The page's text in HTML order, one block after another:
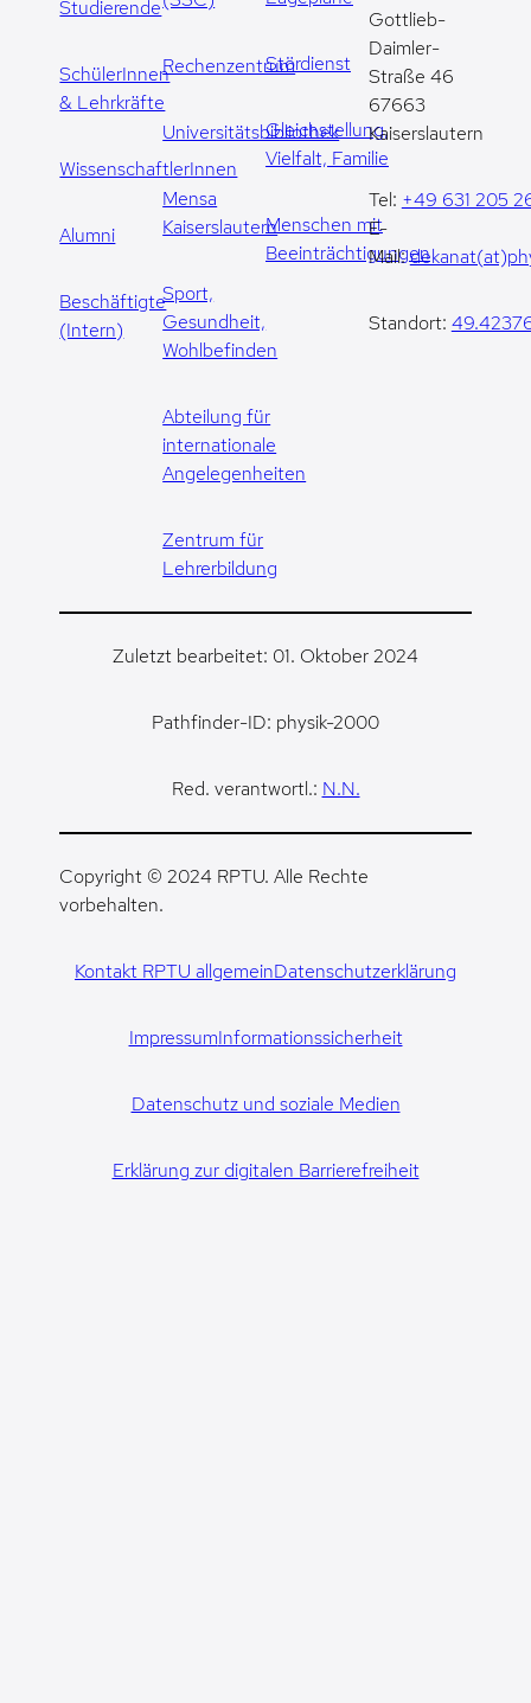
Studierende
SchülerInnen
& Lehrkräfte
WissenschaftlerInnen
Alumni
Beschäftigte
(Intern)
Rechenzentrum
Universitätsbibliothek
Mensa
Kaiserslautern
Sport,
Gesundheit,
Wohlbefinden
Abteilung für
internationale
Angelegenheiten
Zentrum für
Lehrerbildung
Stördienst
Gleichstellung,
Vielfalt, Familie
Menschen mit
Beeinträchtigungen
Gottlieb-
Daimler-
Straße 46
67663
Kaiserslautern
Tel: +49 631 205
E-
Mail:
Standort:
Zuletzt bearbeitet: 01. Oktober 2024
Pathfinder-ID: physik-2000
Red. verantwortl.: N.N.
Copyright © 2024 RPTU. Alle Rechte
vorbehalten.
Kontakt RPTU allgemeinDatenschutzerklärung
ImpressumInformationssicherheit
Datenschutz und soziale Medien
Erklärung zur digitalen Barrierefreiheit